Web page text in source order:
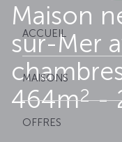
ACCUEIL
MAISONS
OFFRES
Maison
sur-Mer
464m2-